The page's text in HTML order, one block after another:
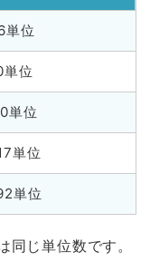
位
位
単位
単位
単位
じ単位数です。